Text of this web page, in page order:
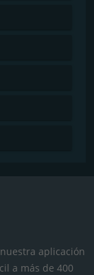
aplicación
a más de 400